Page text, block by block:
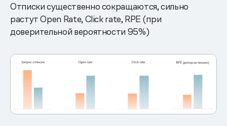
Отписки существенно сокращаются, сильно
растут Open Rate, Click rate, RPE (при
доверительной вероятности 95%)